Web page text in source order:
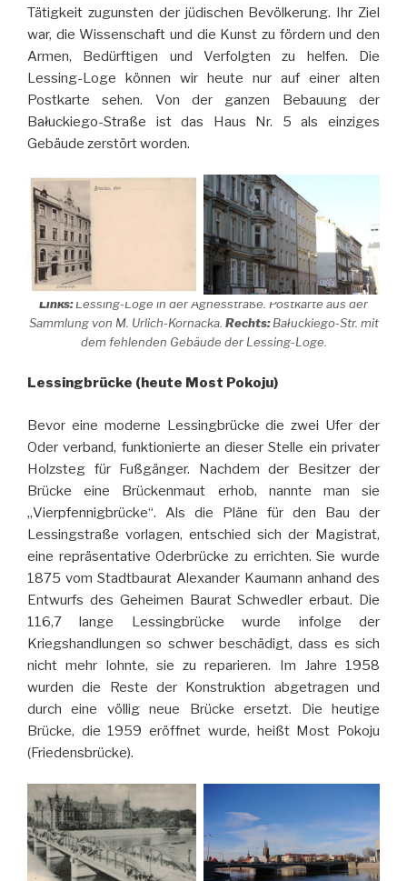
Tätigkeit zugunsten der jüdischen Bevölkerung. Ihr Ziel
war, die Wissenschaft und die Kunst zu fördern und den
Armen, Bedürftigen und Verfolgten zu helfen. Die
Lessing-Loge können wir heute nur auf einer alten
Postkarte sehen. Von der ganzen Bebauung der
Bałuckiego-Straße ist das Haus Nr. 5 als einziges
Gebäude zerstört worden.
Links:Lessing-Loge in der Agnesstraße. Postkarte aus der
Sammlung von M. Urlich-Kornacka. Rechts:Bałuckiego-Str. mit
dem fehlenden Gebäude der Lessing-Loge.
Lessingbrücke (heute Most Pokoju)
Bevor eine moderne Lessingbrücke die zwei Ufer der
Oder verband, funktionierte an dieser Stelle ein privater
Holzsteg für Fußgänger. Nachdem der Besitzer der
Brücke eine Brückenmaut erhob, nannte man sie
„Vierpfennigbrücke“. Als die Pläne für den Bau der
Lessingstraße vorlagen, entschied sich der Magistrat,
eine repräsentative Oderbrücke zu errichten. Sie wurde
1875 vom Stadtbaurat Alexander Kaumann anhand des
Entwurfs des Geheimen Baurat Schwedler erbaut. Die
116,7 lange Lessingbrücke wurde infolge der
Kriegshandlungen so schwer beschädigt, dass es sich
nicht mehr lohnte, sie zu reparieren. Im Jahre 1958
wurden die Reste der Konstruktion abgetragen und
durch eine völlig neue Brücke ersetzt. Die heutige
Brücke, die 1959 eröffnet wurde, heißt Most Pokoju
(Friedensbrücke).